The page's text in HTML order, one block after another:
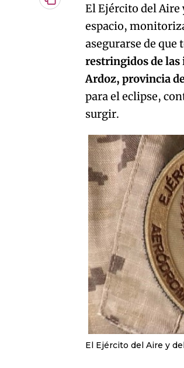
Copiar
El Ejército del Aire
espacio,
asegurarse de
restringidos de las
Ardoz, provincia
para el eclipse,
surgir.
El Ejército del Aire y